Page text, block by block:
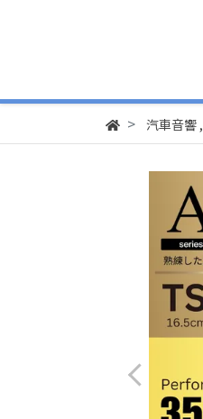
汽車音響,